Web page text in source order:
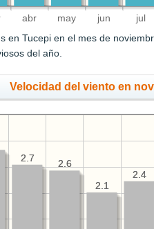
abr may jun jul
en Tucepi en el mes de
del año.
Velocidad del viento en
2.4
2.1
2.6
2.7
2.4
2.1
2.6
2.7